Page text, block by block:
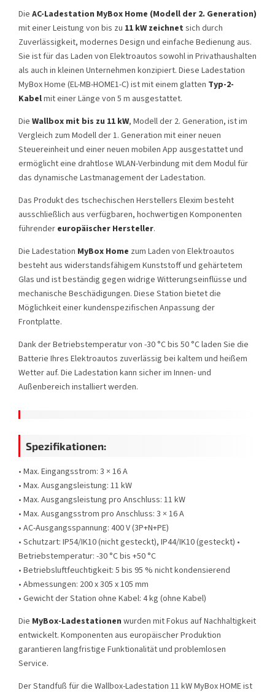
Die AC-Ladestation MyBox Home (Modell der 2. Generation)
mit einer Leistung von bis zu 11 kW zeichnet sich durch
Zuverlässigkeit, modernes Design und einfache Bedienung aus.
Sie ist für das Laden von Elektroautos sowohl in Privathaushalten
als auch in kleinen Unternehmen konzipiert. Diese Ladestation
MyBox Home (EL-MB-HOME1-C) ist mit einem glatten Typ-2-
Kabelmit einer Länge von 5 m ausgestattet.
Die Wallbox mit bis zu 11 kW, Modell der 2. Generation, ist im
Vergleich zum Modell der 1. Generation mit einer neuen
Steuereinheit und einer neuen mobilen App ausgestattet und
ermöglicht eine drahtlose WLAN-Verbindung mit dem Modul für
das dynamische Lastmanagement der Ladestation.
Das Produkt des tschechischen Herstellers Elexim besteht
ausschließlich aus verfügbaren, hochwertigen Komponenten
führender europäischer Hersteller.
Die Ladestation MyBox Home zum Laden von Elektroautos
besteht aus widerstandsfähigem Kunststoff und gehärtetem
Glas und ist beständig gegen widrige Witterungseinflüsse und
mechanische Beschädigungen. Diese Station bietet die
Möglichkeit einer kundenspezifischen Anpassung der
Frontplatte.
Dank der Betriebstemperatur von -30 °C bis 50 °C laden Sie die
Batterie Ihres Elektroautos zuverlässig bei kaltem und heißem
Wetter auf. Die Ladestation kann sicher im Innen- und
Außenbereich installiert werden.
Spezifikationen:
• Max. Eingangsstrom: 3 × 16 A
• Max. Ausgangsleistung: 11 kW
• Max. Ausgangsleistung pro Anschluss: 11 kW
• Max. Ausgangsstrom pro Anschluss: 3 × 16 A
• AC-Ausgangsspannung: 400 V (3P+N+PE)
• Schutzart: IP54/IK10 (nicht gesteckt), IP44/IK10 (gesteckt) •
Betriebstemperatur: -30 °C bis +50 °C
• Betriebsluftfeuchtigkeit: 5 bis 95 % nicht kondensierend
• Abmessungen: 200 x 305 x 105 mm
• Gewicht der Station ohne Kabel: 4 kg (ohne Kabel)
Die MyBox-Ladestationen wurden mit Fokus auf Nachhaltigkeit
entwickelt. Komponenten aus europäischer Produktion
garantieren langfristige Funktionalität und problemlosen
Service.
Der Standfuß für die Wallbox-Ladestation 11 kW MyBox HOME ist